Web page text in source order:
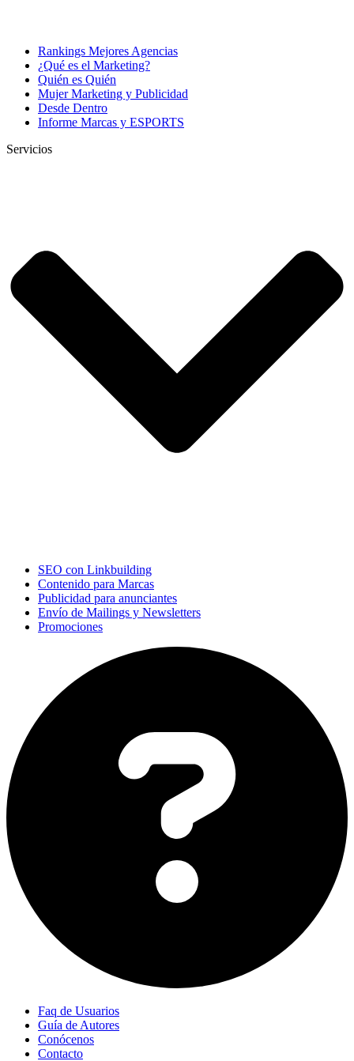
Rankings Mejores Agencias
¿Qué es el Marketing?
Quién es Quién
Mujer Marketing y Publicidad
Desde Dentro
Informe Marcas y ESPORTS
Servicios
SEO con Linkbuilding
Contenido para Marcas
Publicidad para anunciantes
Envío de Mailings y Newsletters
Promociones
Faq de Usuarios
Guía de Autores
Conócenos
Contacto